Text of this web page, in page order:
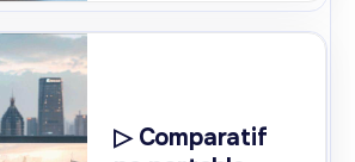
▷ Comparatif